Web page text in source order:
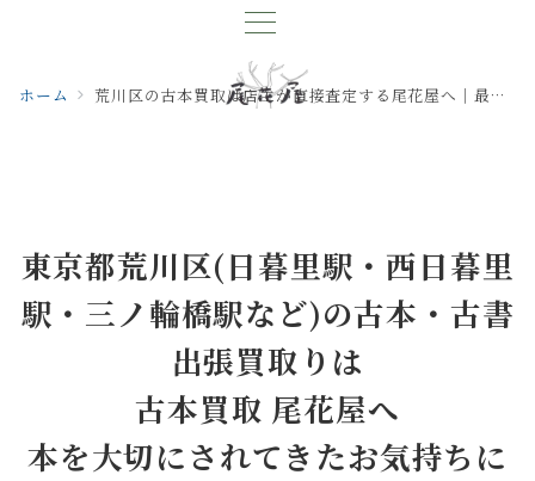
ホーム 荒川区の古本買取は店主が直接査定する尾花屋へ｜最短即日対応・出張買取◎
東京都荒川区(日暮里駅・西日暮里
駅・三ノ輪橋駅など)の古本・古書
出張買取りは
古本買取 尾花屋へ
本を大切にされてきたお気持ちに